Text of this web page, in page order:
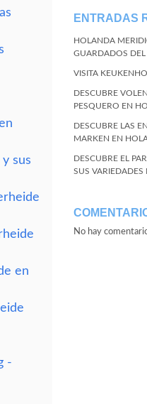
sus
en
-
ENTRADAS
HOLANDA
GUARDADOS DEL
VISITA
DESCUBRE
PESQUERO EN
DESCUBRE LAS
MARKEN EN
DESCUBRE EL
SUS VARIEDADES
No hay